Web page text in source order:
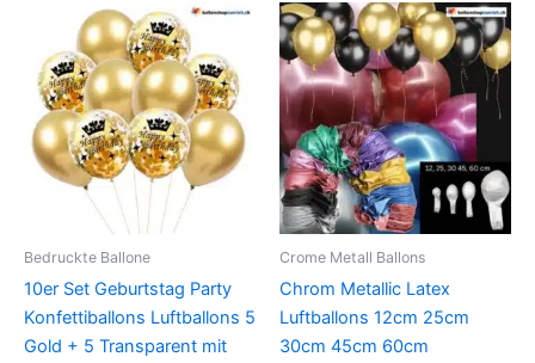
Bedruckte Ballone
10er Set Geburtstag Party
Konfettiballons Luftballons 5
Gold + 5 Transparent mit
Crome Metall Ballons
Chrom Metallic Latex
Luftballons 12cm 25cm
30cm 45cm 60cm
CHF 6.90
bis
CHF 9.90
Dieses
Produkt
weist
auf.
Die